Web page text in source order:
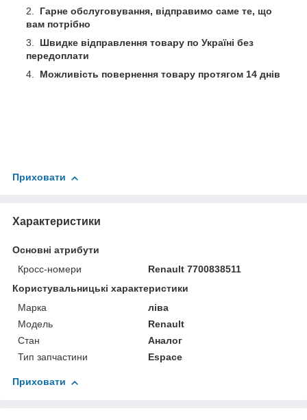
Гарне обслуговування, відправимо саме те, що
вам потрібно
Швидке відправлення товару по Україні без
передоплати
Можливість повернення товару протягом 14 днів
Приховати
Характеристики
Основні атрибути
Кросс-номери
Renault 7700838511
Користувальницькі характеристики
Марка
ліва
Мoдель
Renault
Стан
Аналог
Тип запчастини
Espace
Приховати